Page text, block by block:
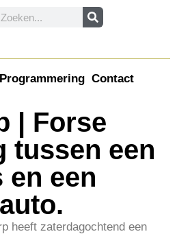
Programmering Contact
| Forse
tussen een
en een
heeft zaterdagochtend een